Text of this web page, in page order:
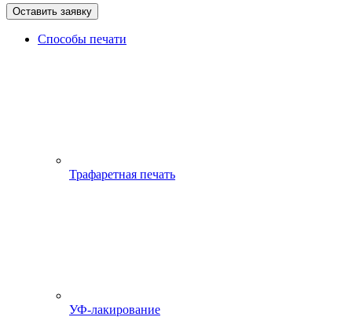
Оставить заявку
Способы печати
Трафаретная печать
УФ-лакирование